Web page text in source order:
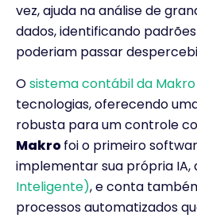
vez, ajuda na análise de
dados, identificando
poderiam passar
Osistema contábil da Makro
tecnologias, oferecendo
robusta para um controle
Makrofoi o primeiro
implementar sua própria IA,
Inteligente), e conta
processos automatizados